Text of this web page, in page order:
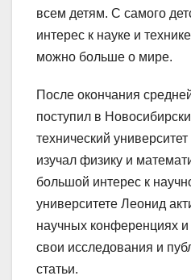
всем детям. С самого
интерес к науке и
можно больше о мире.
После окончания
поступил в
технический
изучал физику и
большой интерес к
университете Леонид
научных конференциях
свои исследования и
статьи.